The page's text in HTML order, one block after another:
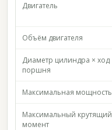
Двигатель
Объём двигателя
Диаметр цилиндра × ход
поршня
Максимальная мощность
Максимальный крутящий
момент